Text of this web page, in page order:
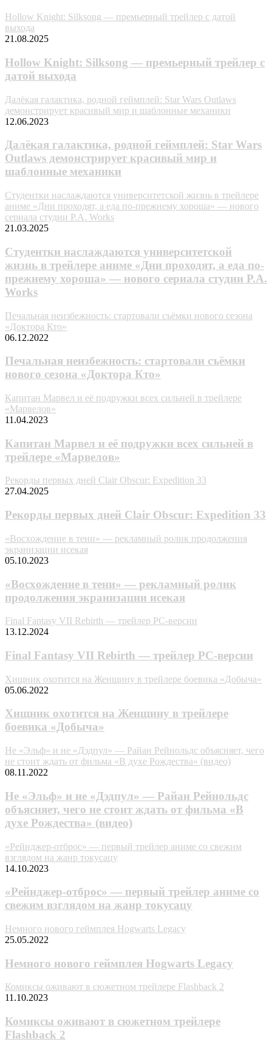
Hollow Knight: Silksong — премьерный трейлер с датой
выхода
21.08.2025
Hollow Knight: Silksong — премьерный трейлер с
датой выхода
Далёкая галактика, родной геймплей: Star Wars Outlaws
демонстрирует красивый мир и шаблонные механики
12.06.2023
Далёкая галактика, родной геймплей: Star Wars
Outlaws демонстрирует красивый мир и
шаблонные механики
Студентки наслаждаются университетской жизнь в трейлере
аниме «Дни проходят, а еда по-прежнему хороша» — нового
сериала студии P.A. Works
21.03.2025
Студентки наслаждаются университетской
жизнь в трейлере аниме «Дни проходят, а еда по-
прежнему хороша» — нового сериала студии P.A.
Works
Печальная неизбежность: стартовали съёмки нового сезона
«Доктора Кто»
06.12.2022
Печальная неизбежность: стартовали съёмки
нового сезона «Доктора Кто»
Капитан Марвел и её подружки всех сильней в трейлере
«Марвелов»
11.04.2023
Капитан Марвел и её подружки всех сильней в
трейлере «Марвелов»
Рекорды первых дней Clair Obscur: Expedition 33
27.04.2025
Рекорды первых дней Clair Obscur: Expedition 33
«Bocxoждeниe в тeни» — рекламный ролик продолжения
экранизации исекая
05.10.2023
«Bocxoждeниe в тeни» — рекламный ролик
продолжения экранизации исекая
Final Fantasy VII Rebirth — трейлер PC-версии
13.12.2024
Final Fantasy VII Rebirth — трейлер PC-версии
Хищник охотится на Женщину в трейлере боевика «Добыча»
05.06.2022
Хищник охотится на Женщину в трейлере
боевика «Добыча»
Не «Эльф» и не «Дэдпул» — Райан Рейнольдс объясняет, чего
не стоит ждать от фильма «В духе Рождества» (видео)
08.11.2022
Не «Эльф» и не «Дэдпул» — Райан Рейнольдс
объясняет, чего не стоит ждать от фильма «В
духе Рождества» (видео)
«Рейнджер-отброс» — первый трейлер аниме со свежим
взглядом на жанр токусацу
14.10.2023
«Рейнджер-отброс» — первый трейлер аниме со
свежим взглядом на жанр токусацу
Немного нового геймплея Hogwarts Legacy
25.05.2022
Немного нового геймплея Hogwarts Legacy
Комиксы оживают в сюжетном трейлере Flashback 2
11.10.2023
Комиксы оживают в сюжетном трейлере
Flashback 2